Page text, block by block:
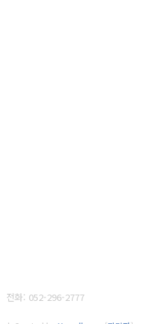
전화: 052-296-2777